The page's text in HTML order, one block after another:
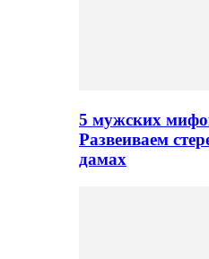
5 мужских
Развеиваем
дамах